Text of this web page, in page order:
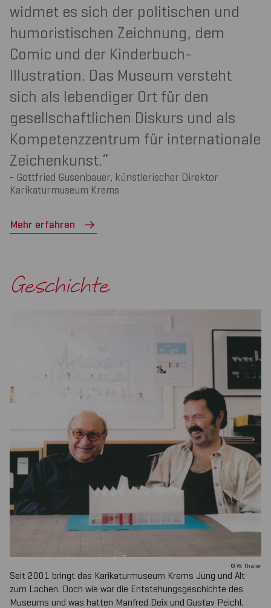
Gottfried Gusenbauer, künstlerischer Direktor
Karikaturmuseum Krems
widmet es sich der politischen und
humoristischen Zeichnung, dem
Comic und der Kinderbuch-
Illustration. Das Museum versteht
sich als lebendiger Ort für den
gesellschaftlichen Diskurs und als
Kompetenzzentrum für internationale
Zeichenkunst.
Mehr erfahren
Geschichte
© W. Thaler
Seit 2001 bringt das Karikaturmuseum Krems Jung und Alt
zum Lachen. Doch wie war die Entstehungsgeschichte des
Museums und was hatten Manfred Deix und Gustav Peichl,